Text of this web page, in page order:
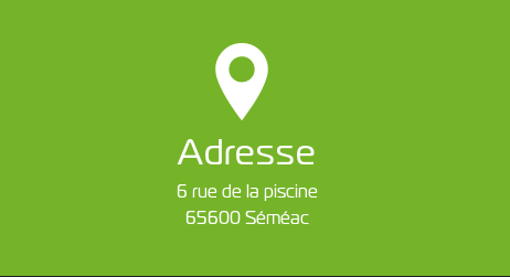
Adresse
6 rue de la piscine
65600 Séméac